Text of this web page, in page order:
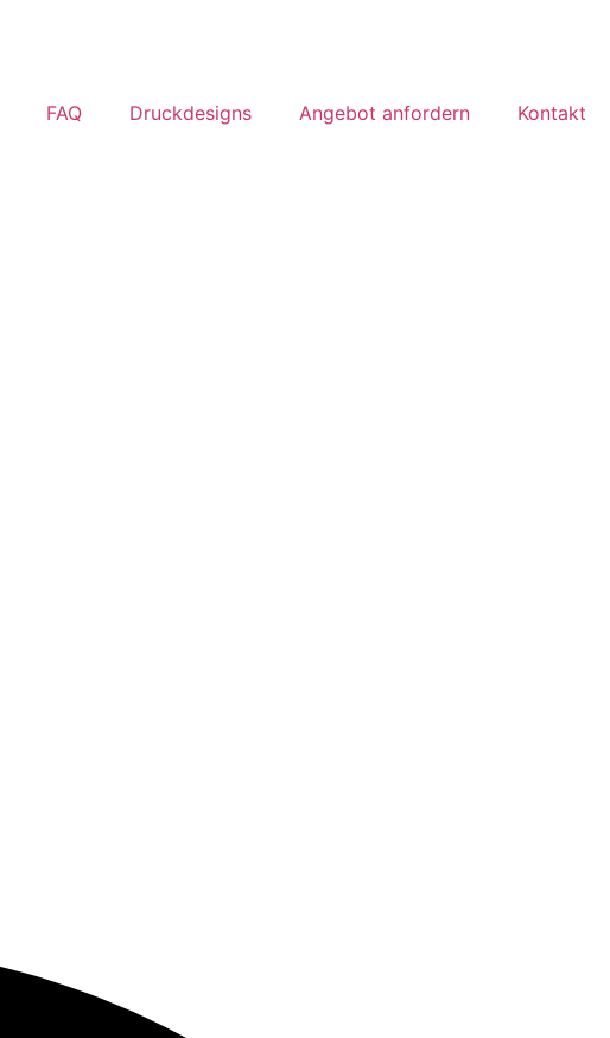
FAQ Druckdesigns Angebot anfordern Kontakt